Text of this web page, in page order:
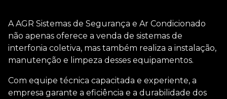
A AGR Sistemas de Segurança e Ar Condicionado
não apenas oferece a venda de sistemas de
interfonia coletiva, mas também realiza a instalação,
manutenção e limpeza desses equipamentos.
Com equipe técnica capacitada e experiente, a
empresa garante a eficiência e a durabilidade dos